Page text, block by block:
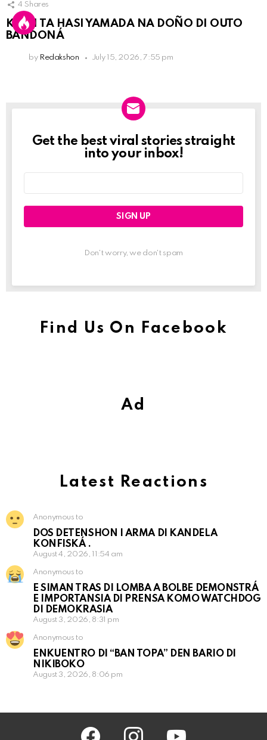
4 Shares
KPCN TA HASI YAMADA NA DOÑO DI OUTO
BANDONÁ
by Redakshon July 15, 2026, 7:55 pm
Newslett
Get the best viral stories straight
into your inbox!
Don't worry, we don't spam
Find Us On Facebook
Ad
Latest Reactions
Anonymous to
DOS DETENSHON I ARMA DI KANDELA
KONFISKÁ .
August 4, 2026, 11:54 am
Anonymous to
E SIMAN TRAS DI LOMBA A BOLBE DEMONSTRÁ
E IMPORTANSIA DI PRENSA KOMO WATCHDOG
DI DEMOKRASIA
August 3, 2026, 8:31 pm
Anonymous to
ENKUENTRO DI “BAN TOPA” DEN BARIO DI
NIKIBOKO
August 3, 2026, 8:06 pm
facebook instagram youtube